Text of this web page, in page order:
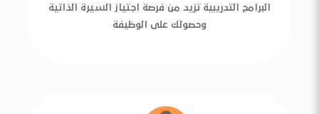
البرامج التدريبية تزيد من فرصة اجتياز السيرة الذاتية
وحصولك على الوظيفة